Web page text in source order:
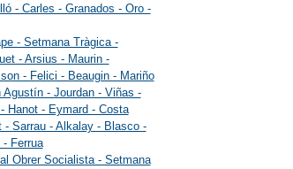
- Carles - Granados - Oro -
- Setmana Tràgica -
- Arsius - Maurin -
- Felici - Beaugin - Mariño
- Jourdan - Viñas -
Hanot - Eymard - Costa
- Sarrau - Alkalay - Blasco -
Ferrua
Obrer Socialista - Setmana